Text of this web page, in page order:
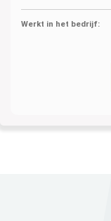
Werkt in het bedrijf: